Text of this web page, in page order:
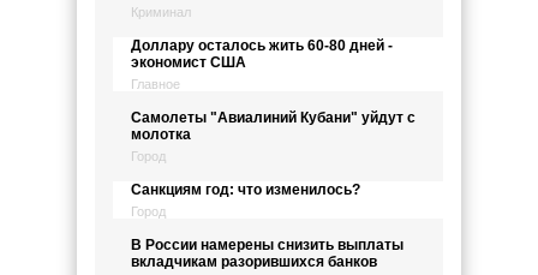
Криминал
Доллару осталось жить 60-80 дней -
экономист США
Главное
Самолеты "Авиалиний Кубани" уйдут с
молотка
Город
Санкциям год: что изменилось?
Город
В России намерены снизить выплаты
вкладчикам разорившихся банков